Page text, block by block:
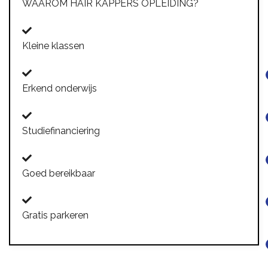
WAAROM HAIR KAPPERS OPLEIDING?
Kleine klassen
Erkend onderwijs
Studiefinanciering
Goed bereikbaar
Gratis parkeren